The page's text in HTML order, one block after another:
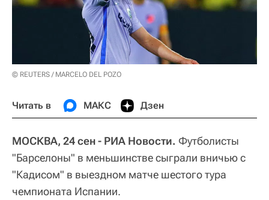
© REUTERS / MARCELO DEL POZO
Читать в МАКС Дзен
МОСКВА, 24 сен - РИА Новости. Футболисты
"Барселоны" в меньшинстве сыграли вничью с
"Кадисом" в выездном матче шестого тура
чемпионата Испании.